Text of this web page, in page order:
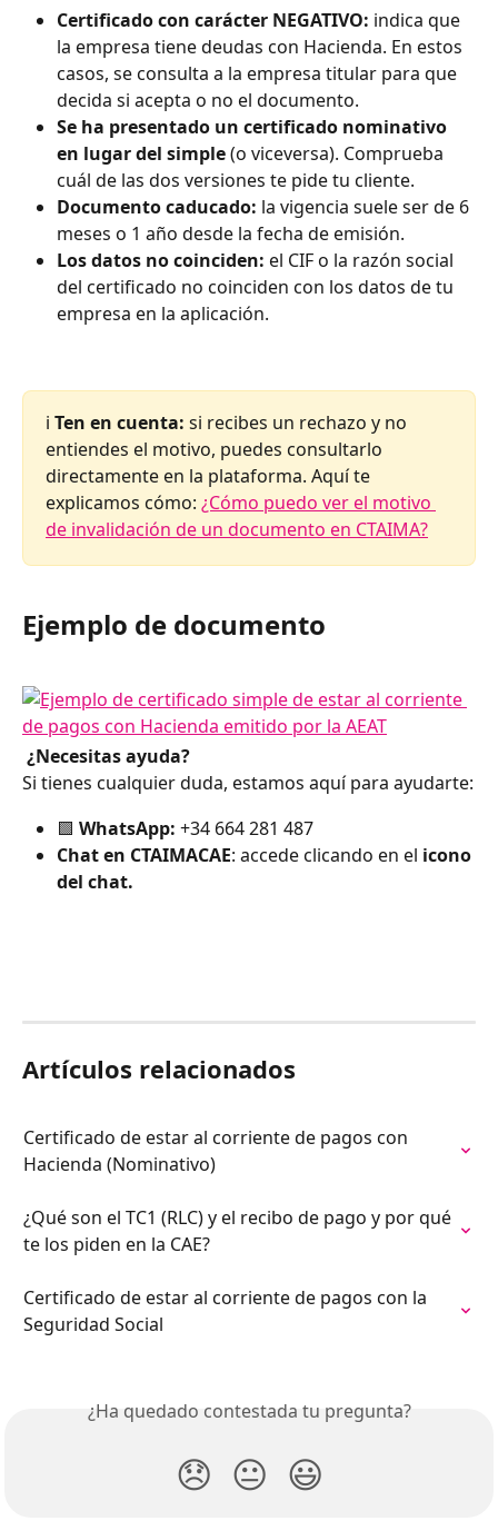
Certificado con carácter NEGATIVO: indica que
la empresa tiene deudas con Hacienda. En estos
casos, se consulta a la empresa titular para que
decida si acepta o no el documento.
Se ha presentado un certificado nominativo
en lugar del simple (o viceversa). Comprueba
cuál de las dos versiones te pide tu cliente.
Documento caducado: la vigencia suele ser de 6
meses o 1 año desde la fecha de emisión.
Los datos no coinciden: el CIF o la razón social
del certificado no coinciden con los datos de tu
empresa en la aplicación.
ℹ️ Ten en cuenta: si recibes un rechazo y no
entiendes el motivo, puedes consultarlo
directamente en la plataforma. Aquí te
explicamos cómo: ¿Cómo puedo ver el motivo
de invalidación de un documento en CTAIMA?
Ejemplo de documento
¿Necesitas ayuda?
Si tienes cualquier duda, estamos aquí para ayudarte:
🟩 WhatsApp: +34 664 281 487
Chat en CTAIMACAE: accede clicando en el icono
del chat.
Artículos relacionados
Certificado de estar al corriente de pagos con
Hacienda (Nominativo)
¿Qué son el TC1 (RLC) y el recibo de pago y por qué
te los piden en la CAE?
Certificado de estar al corriente de pagos con la
Seguridad Social
¿Ha quedado contestada tu pregunta?
😞 😐 😃